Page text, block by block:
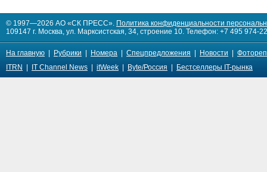
© 1997—2026 АО «СК ПРЕСС». Политика конфиденциальности
109147 г. Москва, ул. Марксистская, 34, строение 10. Телефон: +7 495 974-
На главную Рубрики Номера Спецпредложения Новости
ITRN
IT Channel News itWeek Byte/Россия Бестселлеры IT-рынка